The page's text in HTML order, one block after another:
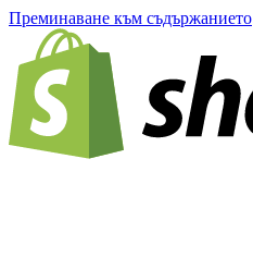
Преминаване към съдържанието